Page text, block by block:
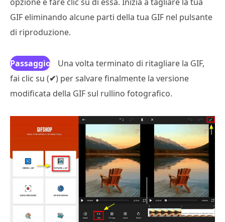
GIF eliminando alcune parti della tua GIF nel pulsante
di riproduzione.
Passaggio
3
Una volta terminato di ritagliare la GIF,
fai clic su (✔) per salvare finalmente la versione
modificata della GIF sul rullino fotografico.